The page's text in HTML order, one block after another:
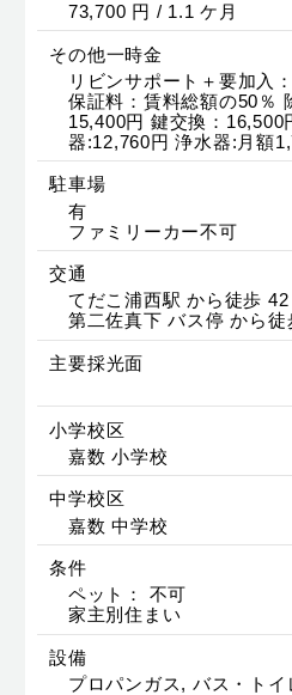
73,700 円 / 1.1 ケ月
その他一時金
リビンサポート＋要加入
保証料：賃料総額の50％
15,400円 鍵交換：16,500
器:12,760円 浄水器:月額
駐車場
有
ファミリーカー不可
交通
てだこ浦西駅 から徒歩 42
第二佐真下 バス停 から徒
主要採光面
小学校区
嘉数 小学校
中学校区
嘉数 中学校
条件
ペット： 不可
家主別住まい
設備
プロパンガス, バス・ト